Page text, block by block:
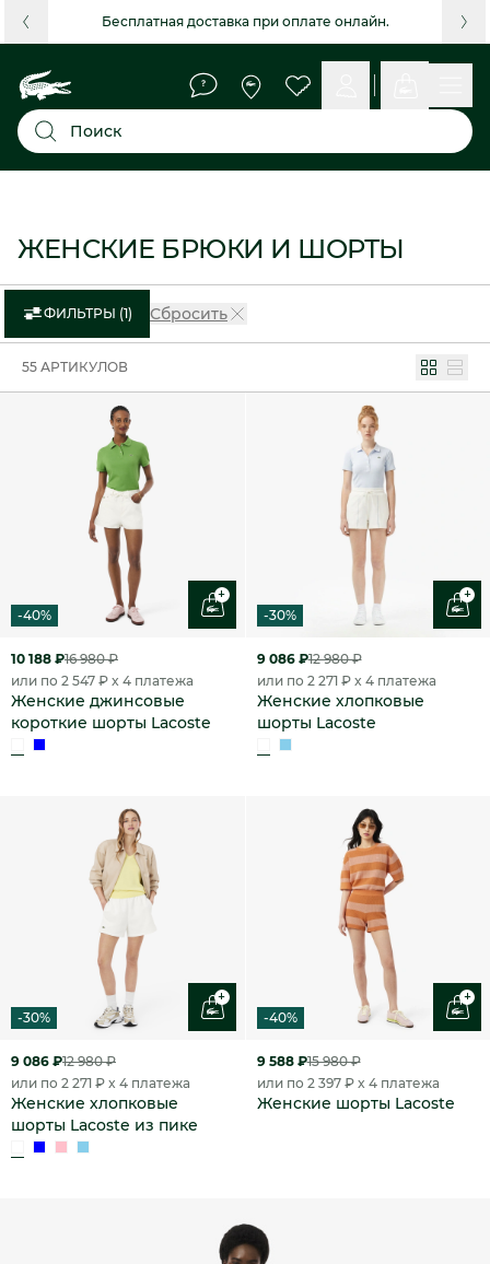
Бесплатная доставка при оплате онлайн.
Поиск
ЖЕНСКИЕ БРЮКИ И ШОРТЫ
ФИЛЬТРЫ (1) Сбросить
55 АРТИКУЛОВ
-40%
+
10 188 ₽16 980 ₽
или по 2 547 ₽ x 4 платежа
Женские джинсовые
короткие шорты Lacoste
-30%
+
9 086 ₽12 980 ₽
или по 2 271 ₽ x 4 платежа
Женские хлопковые
шорты Lacoste
-30%
+
9 086 ₽12 980 ₽
или по 2 271 ₽ x 4 платежа
Женские хлопковые
шорты Lacoste из пике
-40%
+
9 588 ₽15 980 ₽
или по 2 397 ₽ x 4 платежа
Женские шорты Lacoste